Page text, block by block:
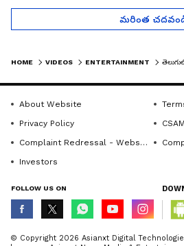
మరింత
HOME VIDEOS ENTERTAINMENT
About Website
Privacy Policy
Complaint Redressal - Website
Investors
FOLLOW US ON
© Copyright 2026 Asianxt Digital